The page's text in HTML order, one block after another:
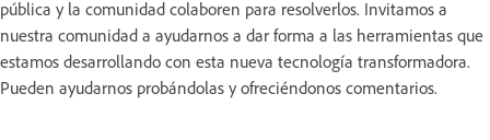
pública y la comunidad colaboren para resolverlos. Invitamos a
nuestra comunidad a ayudarnos a dar forma a las herramientas que
estamos desarrollando con esta nueva tecnología transformadora.
Pueden ayudarnos probándolas y ofreciéndonos comentarios.